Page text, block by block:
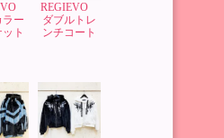
ラー
ト
REGIEVO
ダブルトレ
ンチコート